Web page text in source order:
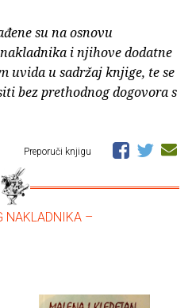
su na osnovu
i njihove dodatne
uvida u sadržaj knjige, te se
bez prethodnog dogovora s
Preporuči knjigu
NAKLADNIKA –